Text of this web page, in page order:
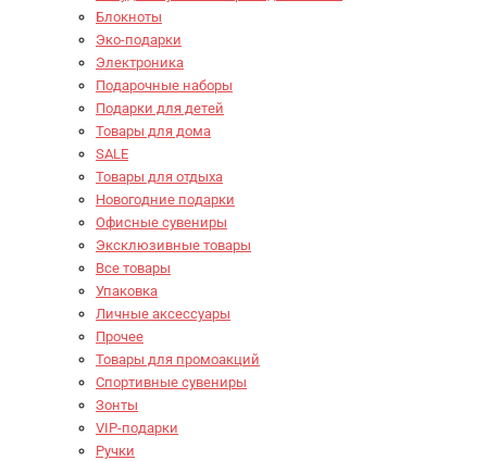
Блокноты
Эко-подарки
Электроника
Подарочные наборы
Подарки для детей
Товары для дома
SALE
Товары для отдыха
Новогодние подарки
Офисные сувениры
Эксклюзивные товары
Все товары
Упаковка
Личные аксессуары
Прочее
Товары для промоакций
Спортивные сувениры
Зонты
VIP-подарки
Ручки